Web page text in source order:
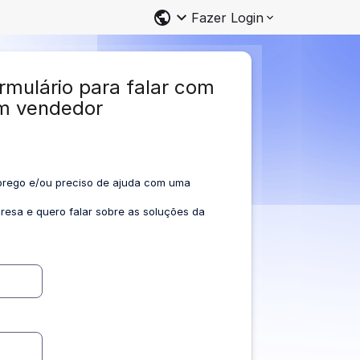
Fazer Login
para falar com
vendedor
e/ou preciso de ajuda com uma
e quero falar sobre as soluções da